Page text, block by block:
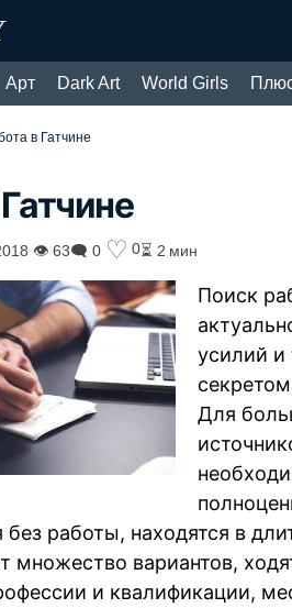
Арт Dark Art World Girls
в Гатчине
👁 63🗨 0 ♡ 0⏳ 2 мин
Поиск
усилий и
Для
без работы, находятся в
множество вариантов,
и квалификации,